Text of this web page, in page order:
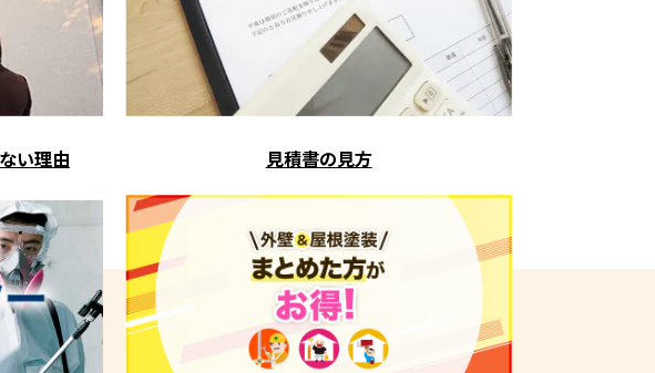
い理由 見積書の見方